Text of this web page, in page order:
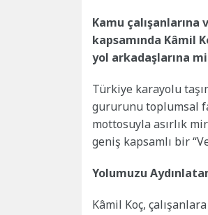
Kamu
kapsamında Kâmil
yol arkadaşlarına
Türkiye karayolu
gururunu toplumsal
mottosuyla asırlık
geniş kapsamlı bir
Yolumuzu
Kâmil Koç,